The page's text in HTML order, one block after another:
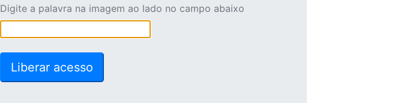
Digite a palavra na imagem ao lado no campo abaixo